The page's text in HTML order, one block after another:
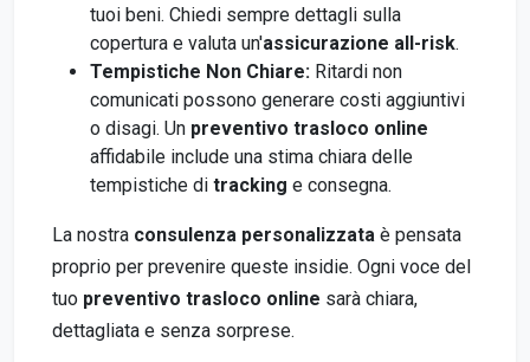
tuoi beni. Chiedi sempre dettagli sulla
copertura e valuta un'assicurazione all-risk.
Tempistiche Non Chiare: Ritardi non
comunicati possono generare costi aggiuntivi
o disagi. Un preventivo trasloco online
affidabile include una stima chiara delle
tempistiche di tracking e consegna.
La nostra consulenza personalizzata è pensata
proprio per prevenire queste insidie. Ogni voce del
tuo preventivo trasloco online sarà chiara,
dettagliata e senza sorprese.